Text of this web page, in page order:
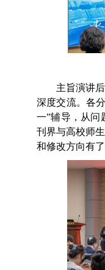
主旨演讲
深度交流。各
一”辅导，从问
刊界与高校师
和修改方向有